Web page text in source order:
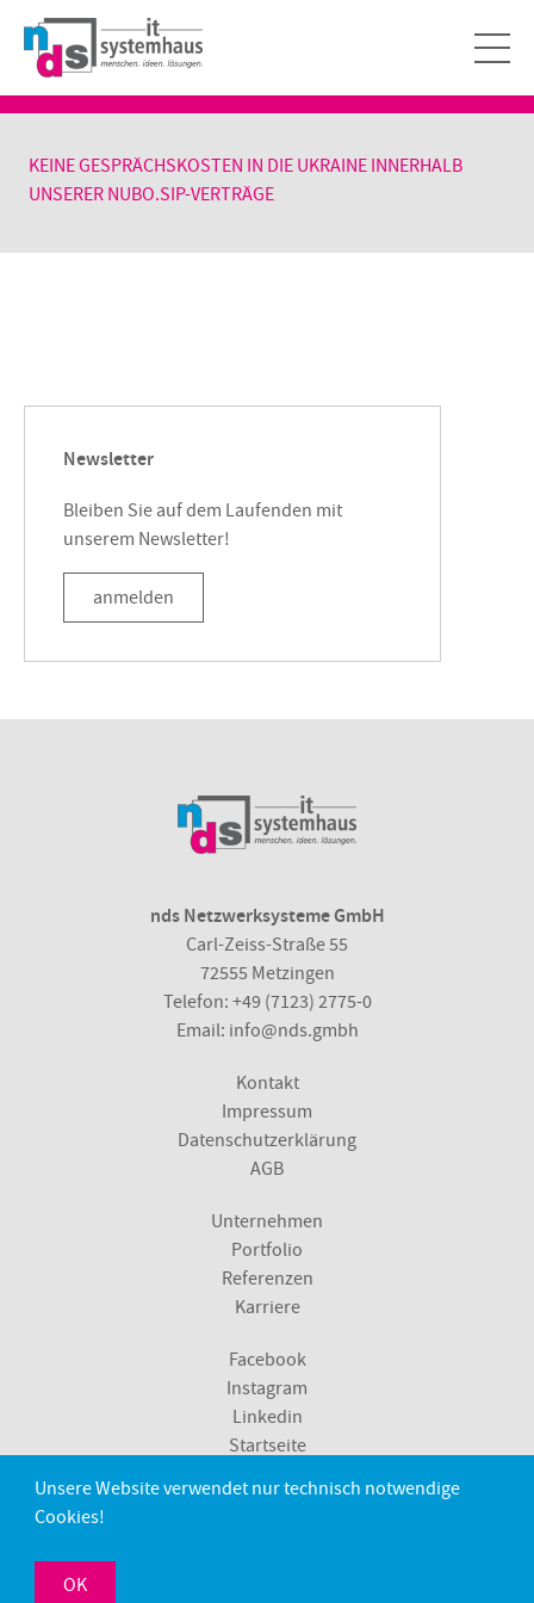
KEINE GESPRÄCHSKOSTEN IN DIE UKRAINE INNERHALB
UNSERER NUBO.SIP-VERTRÄGE
Newsletter
Bleiben Sie auf dem Laufenden mit
unserem Newsletter!
anmelden
nds Netzwerksysteme GmbH
Carl-Zeiss-Straße 55
72555 Metzingen
Telefon: +49 (7123) 2775-0
Email: info@nds.gmbh
Kontakt
Impressum
Datenschutzerklärung
AGB
Unternehmen
Portfolio
Referenzen
Karriere
Facebook
Instagram
Linkedin
Startseite
Metzingen
Unsere Website verwendet nur technisch notwendige
Cookies!
OK